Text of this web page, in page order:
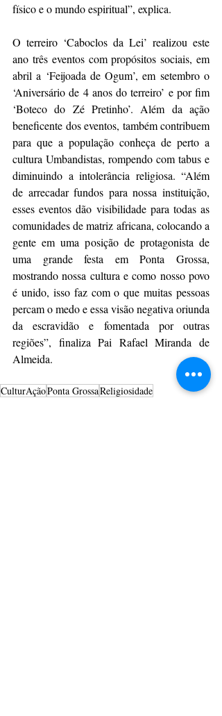
físico e o mundo espiritual”, explica.
O terreiro ‘Caboclos da Lei’ realizou este
ano três eventos com propósitos sociais, em
abril a ‘Feijoada de Ogum’, em setembro o
‘Aniversário de 4 anos do terreiro’ e por fim
‘Boteco do Zé Pretinho’. Além da ação
beneficente dos eventos, também contribuem
para que a população conheça de perto a
cultura Umbandistas, rompendo com tabus e
diminuindo a intolerância religiosa. “Além
de arrecadar fundos para nossa instituição,
esses eventos dão visibilidade para todas as
comunidades de matriz africana, colocando a
gente em uma posição de protagonista de
uma grande festa em Ponta Grossa,
mostrando nossa cultura e como nosso povo
é unido, isso faz com o que muitas pessoas
percam o medo e essa visão negativa oriunda
da escravidão e fomentada por outras
regiões”, finaliza Pai Rafael Miranda de
Almeida.
CulturAçãoPonta GrossaReligiosidade